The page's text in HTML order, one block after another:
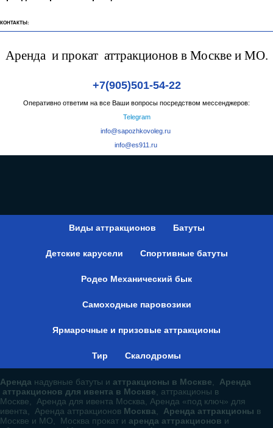
КОНТАКТЫ:
Аренда и прокат аттракционов в Москве и МО.
+7(905)501-54-22
Оперативно ответим на все Ваши вопросы посредством мессенджеров:
Telegram
info@sapozhkovoleg.ru
info@es911.ru
Виды аттракционов Батуты
Детские карусели Спортивные батуты
Родео Механический бык
Самоходные паровозики
Ярмарочные и призовые аттракционы
Тир Скалодромы
Аренда надувные батуты и аттракционы в Москве, Аренда
аттракционов для ивента в Москве, аттракционы в
Москве, Аренда для ивента Москва, Аренда «под ключ» для
ивента, Аренда аттракционов Москва, Аренда аттракционы в
Москве и МО, Москва прокат и аренда аттракционов и